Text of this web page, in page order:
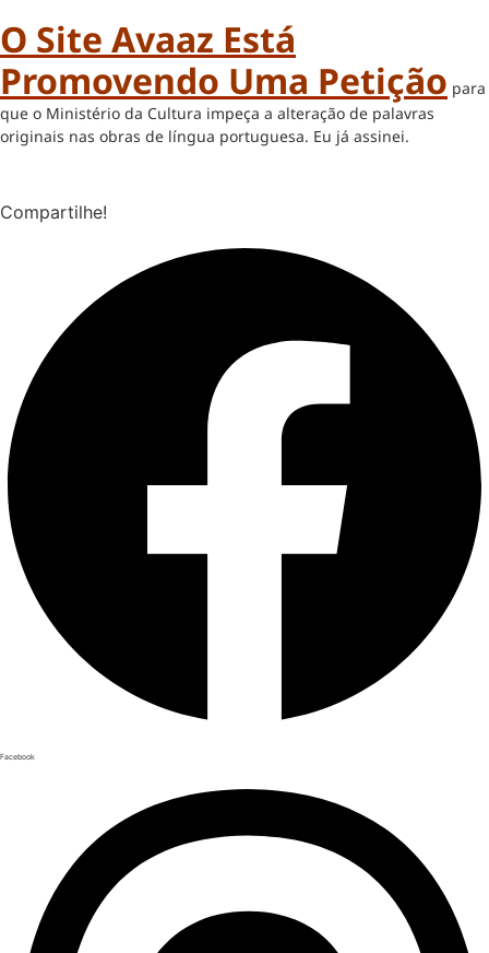
O Site Avaaz Está
Promovendo Uma Petição para
que o Ministério da Cultura impeça a alteração de palavras
originais nas obras de língua portuguesa. Eu já assinei.
Compartilhe!
Facebook